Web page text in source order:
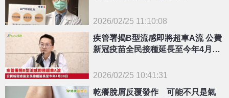
{PLAYICON}
2026/02/25 11:10:08
{PLAYICON}
疾管署揭B型流感即將超車A流 公費
新冠疫苗全民接種延長至今年4月30
2026/02/25 10:41:31
乾癢脫屑反覆發作 可能不只是氣